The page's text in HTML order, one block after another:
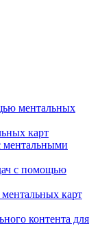
ментальных
карт
ментальными
с помощью
карт
контента для